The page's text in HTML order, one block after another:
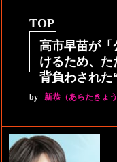
TOP
高市早苗が「
けるため、
背負わされた
by 新恭（あらたきょ